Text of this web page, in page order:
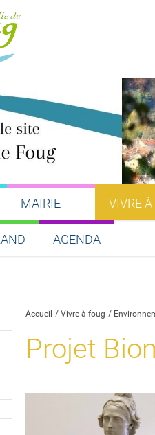
MAIRIE VIVRE
AGENDA
Accueil Vivre à foug
Projet